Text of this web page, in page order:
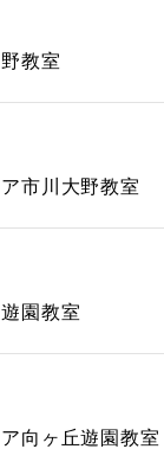
教室
市川大野教室
園教室
向ヶ丘遊園教室